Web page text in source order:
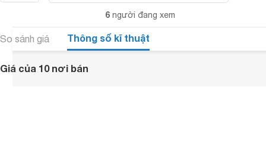
6 người đang xem
So sánh giá Thông số kĩ thuật
Giá của 10 nơi bán